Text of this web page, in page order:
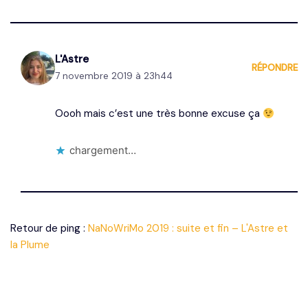
L'Astre
7 novembre 2019 à 23h44
RÉPONDRE
Oooh mais c’est une très bonne excuse ça
chargement…
Retour de ping : NaNoWriMo 2019 : suite et fin – L'Astre et
la Plume